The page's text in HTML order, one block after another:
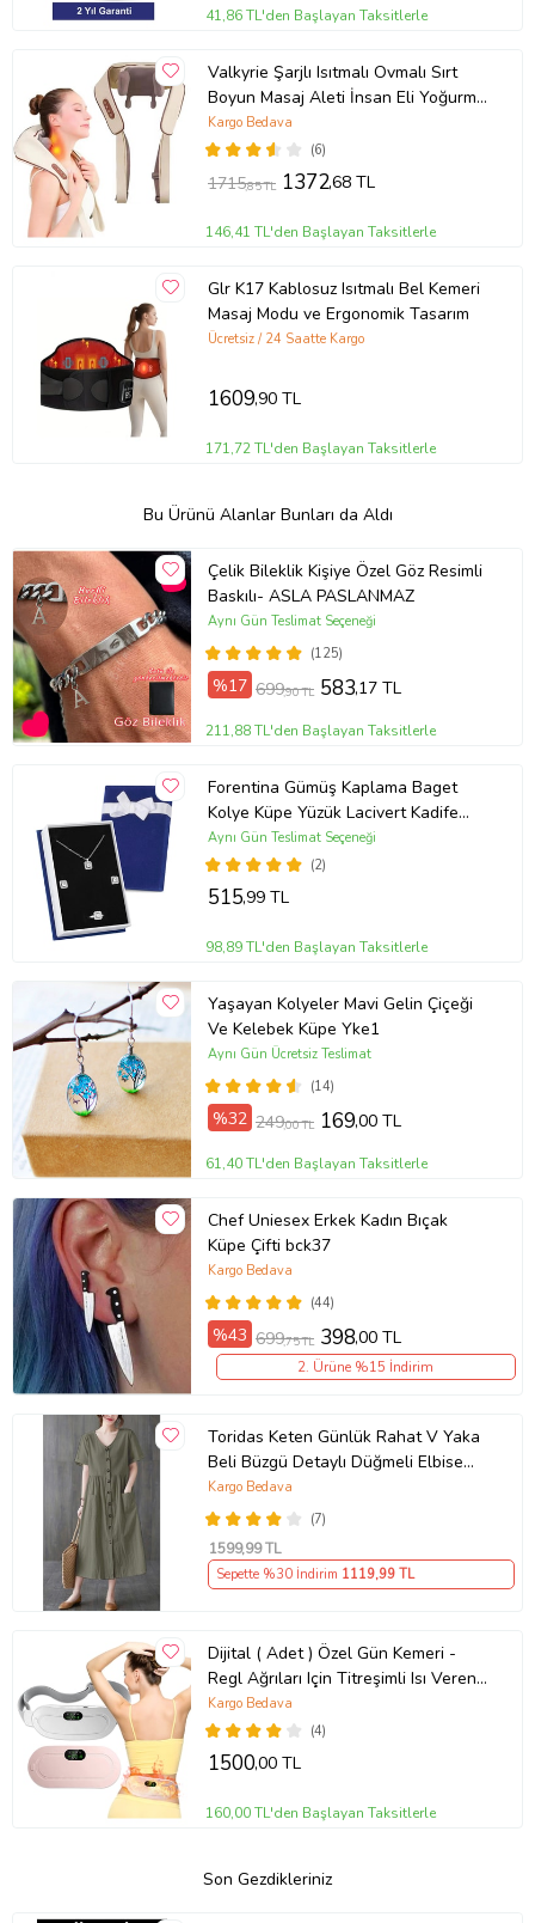
41,86 TL'den Başlayan Taksitlerle
Valkyrie Şarjlı Isıtmalı Ovmalı Sırt
Boyun Masaj Aleti İnsan Eli Yoğurma
Hissi
(6)
Kargo Bedava
1715,85 TL 1372,68 TL
146,41 TL'den Başlayan Taksitlerle
Glr K17 Kablosuz Isıtmalı Bel Kemeri
Masaj Modu ve Ergonomik Tasarım
Ücretsiz / 24 Saatte Kargo
1609,90 TL
171,72 TL'den Başlayan Taksitlerle
Bu Ürünü Alanlar Bunları da Aldı
Çelik Bileklik Kişiye Özel Göz Resimli
Baskılı- ASLA PASLANMAZ
(125)
Aynı Gün Teslimat Seçeneği
%17 699,90 TL 583,17 TL
211,88 TL'den Başlayan Taksitlerle
Forentina Gümüş Kaplama Baget
Kolye Küpe Yüzük Lacivert Kadife
Kutuda Takı Seti PS3290
(2)
Aynı Gün Teslimat Seçeneği
515,99 TL
98,89 TL'den Başlayan Taksitlerle
Yaşayan Kolyeler Mavi Gelin Çiçeği
Ve Kelebek Küpe Yke1
(14)
Aynı Gün Ücretsiz Teslimat
%32 249,00 TL 169,00 TL
61,40 TL'den Başlayan Taksitlerle
Chef Uniesex Erkek Kadın Bıçak
Küpe Çifti bck37
(44)
Kargo Bedava
%43 699,75 TL 398,00 TL
2. Ürüne %15 İndirim
Toridas Keten Günlük Rahat V Yaka
Beli Büzgü Detaylı Düğmeli Elbise
LN04haki3
(7)
Kargo Bedava
1599,99 TL
Sepette %30 İndirim 1119,99 TL
Dijital ( Adet ) Özel Gün Kemeri -
Regl Ağrıları Için Titreşimli Isı Veren
Kemer
(4)
Kargo Bedava
1500,00 TL
160,00 TL'den Başlayan Taksitlerle
Son Gezdikleriniz